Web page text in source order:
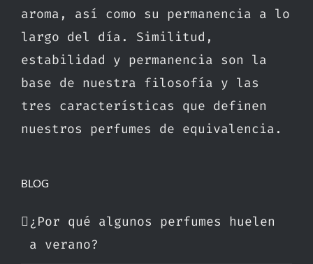
aroma, así como su permanencia a lo
largo del día. Similitud,
estabilidad y permanencia son la
base de nuestra filosofía y las
tres características que definen
nuestros perfumes de equivalencia.
BLOG
¿Por qué algunos perfumes huelen
a verano?